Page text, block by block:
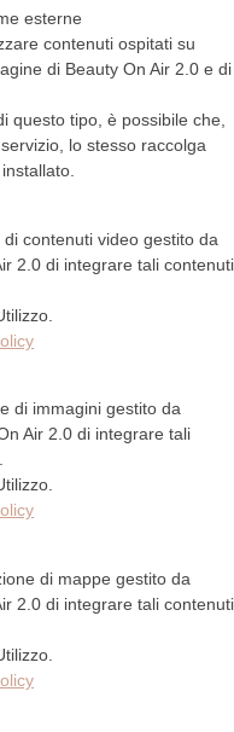
esterne
contenuti ospitati su
di Beauty On Air 2.0 e di
questo tipo, è possibile che,
lo stesso raccolga
contenuti video gestito da
2.0 di integrare tali contenuti
di immagini gestito da
Air 2.0 di integrare tali
di mappe gestito da
2.0 di integrare tali contenuti